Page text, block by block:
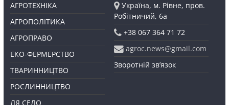
АГРОТЕХНІКА
АГРОПОЛІТИКА
АГРОПРАВО
ЕКО-ФЕРМЕРСТВО
ТВАРИННИЦТВО
РОСЛИННИЦТВО
ЛЯ СЕЛО
Україна, м. Рівне, пров.
Робітничий, 6а
+38 067 364 71 72
agroc.news@gmail.com
Зворотній зв’язок